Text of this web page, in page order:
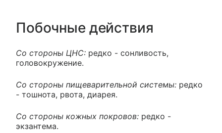
Побочные действия
Со стороны ЦНС: редко - сонливость,
головокружение.
Со стороны пищеварительной системы: редко
- тошнота, рвота, диарея.
Со стороны кожных покровов: редко -
экзантема.